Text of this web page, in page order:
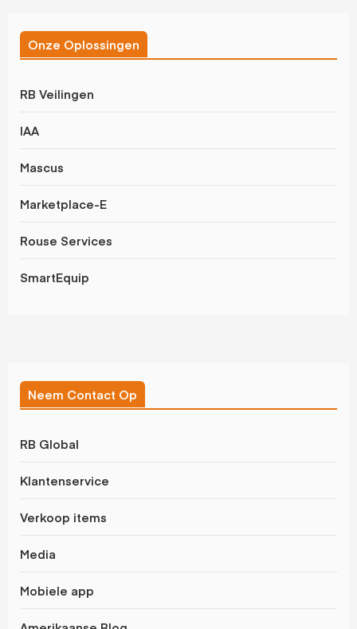
Onze Oplossingen
RB Veilingen
IAA
Mascus
Marketplace-E
Rouse Services
SmartEquip
Neem Contact Op
RB Global
Klantenservice
Verkoop items
Media
Mobiele app